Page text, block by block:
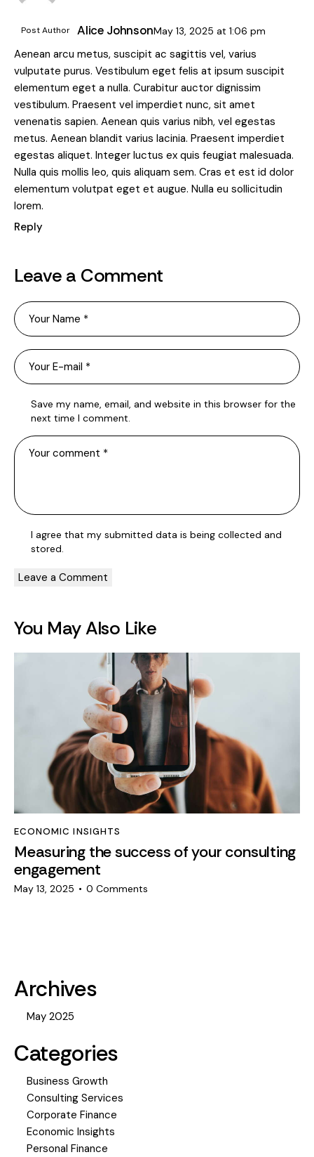
Post Author Alice JohnsonMay 13, 2025 at 1:06 pm
Aenean arcu metus, suscipit ac sagittis vel, varius
vulputate purus. Vestibulum eget felis at ipsum suscipit
elementum eget a nulla. Curabitur auctor dignissim
vestibulum. Praesent vel imperdiet nunc, sit amet
venenatis sapien. Aenean quis varius nibh, vel egestas
metus. Aenean blandit varius lacinia. Praesent imperdiet
egestas aliquet. Integer luctus ex quis feugiat malesuada.
Nulla quis mollis leo, quis aliquam sem. Cras et est id dolor
elementum volutpat eget et augue. Nulla eu sollicitudin
lorem.
Reply
Leave a Comment
Save my name, email, and website in this browser for the
next time I comment.
I agree that my submitted data is being collected and
stored.
You May Also Like
ECONOMIC INSIGHTS
Measuring the success of your consulting
engagement
May 13, 2025 0 Comments
Archives
May 2025
Categories
Business Growth
Consulting Services
Corporate Finance
Economic Insights
Personal Finance